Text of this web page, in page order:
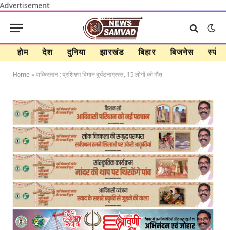
Advertisement
होम देश दुनिया झारखंड बिहार बिजनेस
Home »पाकिस्तान : प्रशिक्षण विमान दुर्घटनाग्रस्त, 15 लोगों की मौत